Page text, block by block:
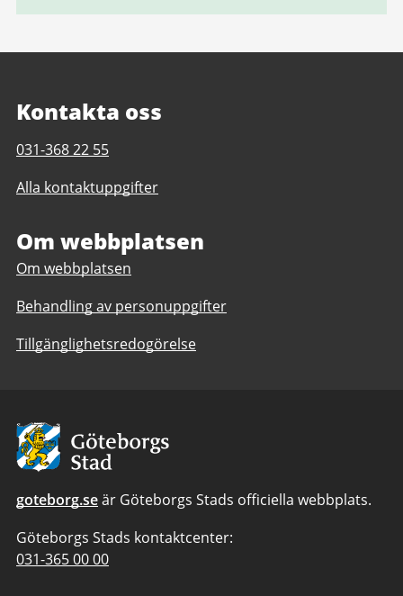
Kontakta oss
Telefonnummer
Geråshallen
031-368 22 55
Alla kontaktuppgifter
Om webbplatsen
Om webbplatsen
Behandling av personuppgifter
Tillgänglighetsredogörelse
Avsändare:
Göteborgs
Stad
goteborg.seär Göteborgs Stads officiella webbplats.
Göteborgs Stads kontaktcenter:
Telefonnummer
031-365 00 00